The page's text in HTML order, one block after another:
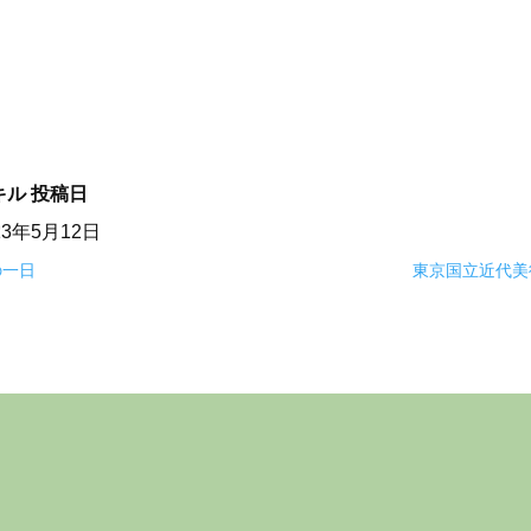
ル 投稿日
年5月12日
日 東京国立近代